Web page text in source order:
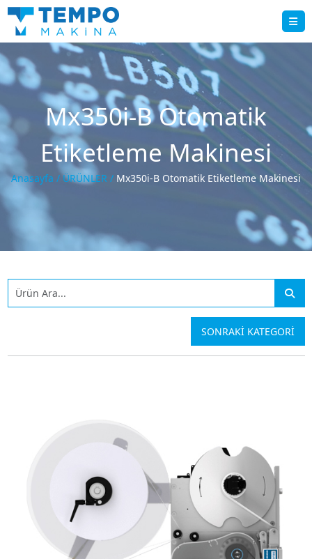
Mx350i-B Otomatik
Etiketleme Makinesi
Anasayfa / ÜRÜNLER / Mx350i-B Otomatik Etiketleme Makinesi
SONRAKİ KATEGORİ